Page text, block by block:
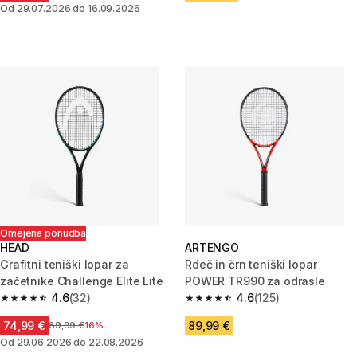
Od 29.07.2026 do 16.09.2026
Omejena ponudba
HEAD
Grafitni teniški lopar za
začetnike Challenge Elite Lite
4.6
4.6 od 5 zvezdic from 32 ocene
(32)
74,99 € Cena pred znižanjem
89,99 €16%
Od 29.06.2026 do 22.08.2026
ARTENGO
Rdeč in črn teniški lopar
POWER TR990 za odrasle
4.6
4.6 od 5 zvezdic from 125
(125)
89,99 €